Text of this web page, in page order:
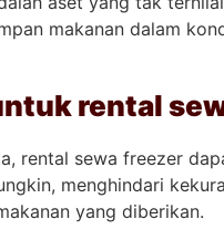
makanan dalam
rental
rental sewa freezer
menghindari
yang diberikan.